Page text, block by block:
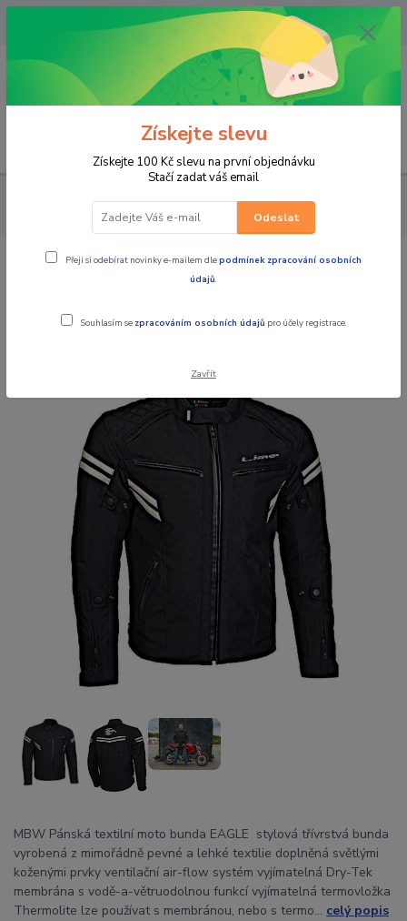
OPAVA 733537099/HLUČÍN
734541648/OLOMOUC 734593593
0,00 CZK
PRO JEZDCE BUNDY
MBW Pánská textilní moto bunda
MBW Pánská textilní moto bunda
MBW Pánská textilní moto bunda EAGLE stylová třívrstvá bunda
vyrobená z mimořádně pevné a lehké textilie doplněná světlými
koženými prvky ventilační air-flow systém vyjímatelná Dry-Tek
membrána s vodě-a-větruodolnou funkcí vyjímatelná termovložka
Thermolite lze používat s membránou, nebo s termo... celý popis
Získejte slevu
Získejte 100 Kč slevu na první objednávku
Stačí zadat váš email
Odeslat
Přeji si odebírat novinky e-mailem dlepodmínek zpracování osobních
údajů.
Souhlasím se zpracováním osobních údajů pro účely registrace.
Zavřít